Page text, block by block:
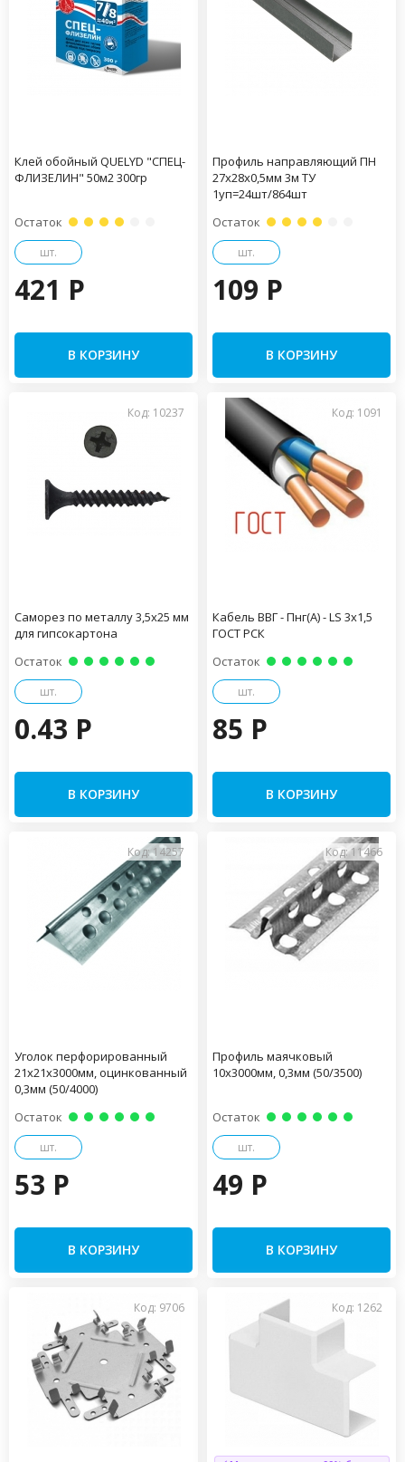
Клей обойный QUELYD "СПЕЦ-
ФЛИЗЕЛИН" 50м2 300гр
Остаток
шт.
421 P
В КОРЗИНУ
Профиль направляющий ПН
27х28х0,5мм 3м ТУ
1уп=24шт/864шт
Остаток
шт.
109 P
В КОРЗИНУ
Код: 10237
Саморез по металлу 3,5х25 мм
для гипсокартона
Остаток
шт.
0.43 P
В КОРЗИНУ
Код: 1091
Кабель ВВГ - Пнг(А) - LS 3х1,5
ГОСТ РСК
Остаток
шт.
85 P
В КОРЗИНУ
Код: 14257
Уголок перфорированный
21х21х3000мм, оцинкованный
0,3мм (50/4000)
Остаток
шт.
53 P
В КОРЗИНУ
Код: 11466
Профиль маячковый
10х3000мм, 0,3мм (50/3500)
Остаток
шт.
49 P
В КОРЗИНУ
Код: 9706 Код: 1262